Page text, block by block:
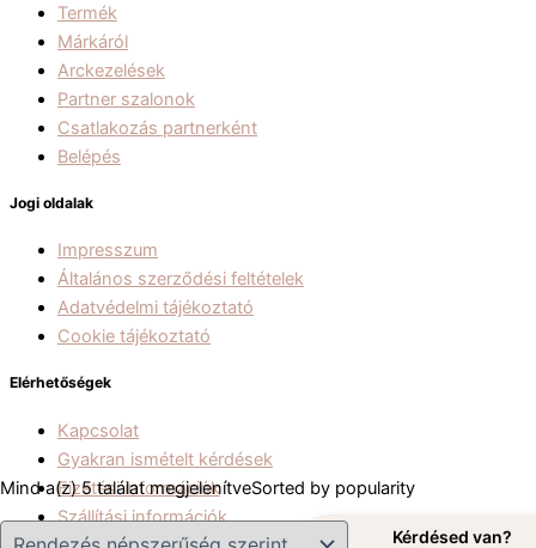
Mind a(z) 5 találat megjelenítveSorted by popularity
Termék
Márkáról
Arckezelések
Partner szalonok
Csatlakozás partnerként
Belépés
Jogi oldalak
Impresszum
Általános szerződési feltételek
Adatvédelmi tájékoztató
Cookie tájékoztató
Elérhetőségek
Kapcsolat
Gyakran ismételt kérdések
Fizetési információk
Szállítási információk
Kérdésed van?